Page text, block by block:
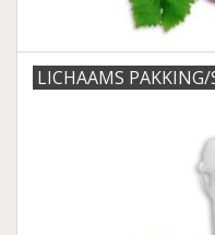
LICHAAMS PAKKING/